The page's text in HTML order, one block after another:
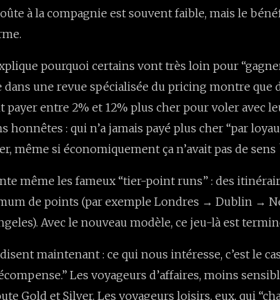
à la compagnie est souvent faible, mais le
pourquoi certains vont très loin pour
une revue spécialisée du pricing montre que
payer entre 2% et 12% plus cher pour voler avec
honnêtes : qui n’a jamais payé plus cher “par
même si économiquement ça n’avait pas de sens
même les fameux “tier-point runs” : des
de points (par exemple Londres → Dublin →
Avec le nouveau modèle, ce jeu-là est
maintenant : ce qui nous intéresse, c’est le
Les voyageurs d’affaires, moins
Gold et Silver. Les voyageurs loisirs, eux, qui